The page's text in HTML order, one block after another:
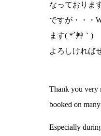
なっておりま
ですが・・・
ます( *´艸｀)
よろしければ
Thank you very
booked on many
Especially